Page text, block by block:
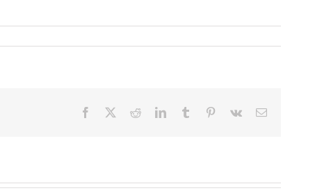
Facebook RedditLinkedInTumblr Pinterest
Vk Email